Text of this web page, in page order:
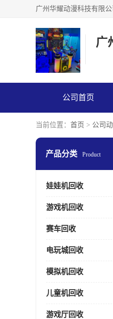
广
公司首页
当前位置： 首页 > 公司
产品分类 Product
娃娃机回收
游戏机回收
赛车回收
电玩城回收
模拟机回收
儿童机回收
游戏厅回收